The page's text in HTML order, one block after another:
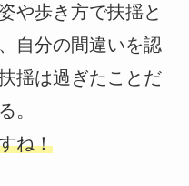
や歩き方で扶揺と
自分の間違いを認
揺は過ぎたことだ
。
ね！